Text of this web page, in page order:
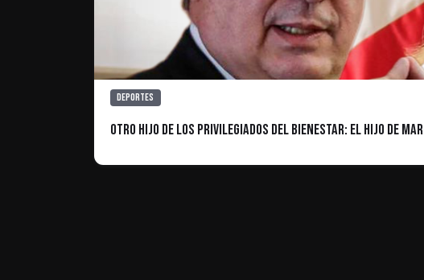
Deportes
Otro hijo de los privilegiados del bienestar: el hijo de